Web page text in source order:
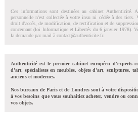
Ces informations sont destinées au cabinet Authenticité.
personnelle n'est collectée à votre insu ni cédée à des tiers.
droit d'accés, de modification, de rectification et de
concernant (loi Informatique et Libertés du 6 janvier 1978).
la demande par mail à contact@authenticite.fr.
Authenticité est le premier cabinet européen d'experts
d'art, spécialistes en meubles, objets d'art, sculptures,
anciens et modernes.
Nos bureaux de Paris et de Londres sont à votre
à vos besoins que vous souhaitiez acheter, vendre ou
vos objets.